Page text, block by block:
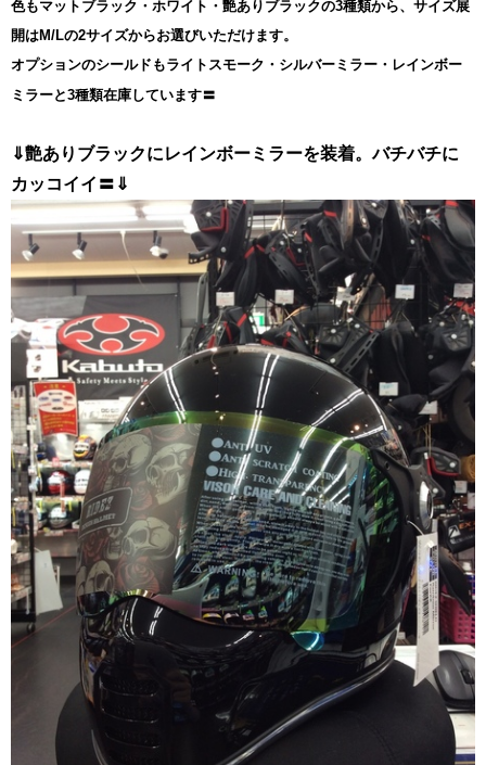
色もマットブラック・ホワイト・艶ありブラックの3種類から、サイズ展
開はM/Lの2サイズからお選びいただけます。
オプションのシールドもライトスモーク・シルバーミラー・レインボー
ミラーと3種類在庫しています〓
⇓艶ありブラックにレインボーミラーを装着。バチバチに
カッコイイ〓⇓